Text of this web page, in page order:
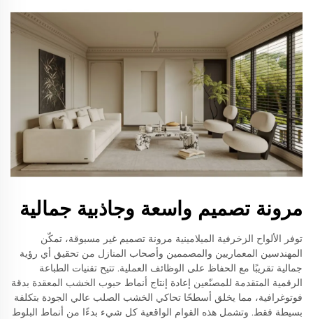
مرونة تصميم واسعة وجاذبية جمالية
توفر الألواح الزخرفية الميلامينية مرونة تصميم غير مسبوقة، تمكّن
المهندسين المعماريين والمصممين وأصحاب المنازل من تحقيق أي رؤية
جمالية تقريبًا مع الحفاظ على الوظائف العملية. تتيح تقنيات الطباعة
الرقمية المتقدمة للمصنّعين إعادة إنتاج أنماط حبوب الخشب المعقدة بدقة
فوتوغرافية، مما يخلق أسطحًا تحاكي الخشب الصلب عالي الجودة بتكلفة
بسيطة فقط. وتشمل هذه القوام الواقعية كل شيء بدءًا من أنماط البلوط